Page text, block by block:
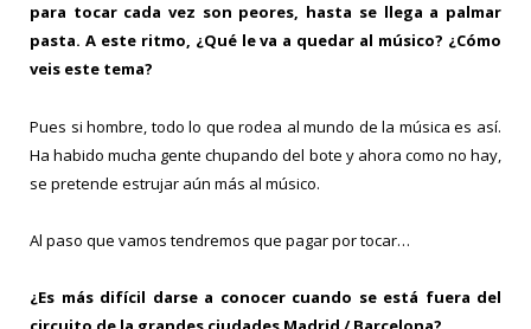
para tocar cada vez son peores, hasta se llega a palmar
pasta. A este ritmo, ¿Qué le va a quedar al músico? ¿Cómo
veis este tema?
Pues si hombre, todo lo que rodea al mundo de la música es así.
Ha habido mucha gente chupando del bote y ahora como no hay,
se pretende estrujar aún más al músico.
Al paso que vamos tendremos que pagar por tocar…
¿Es más difícil darse a conocer cuando se está fuera del